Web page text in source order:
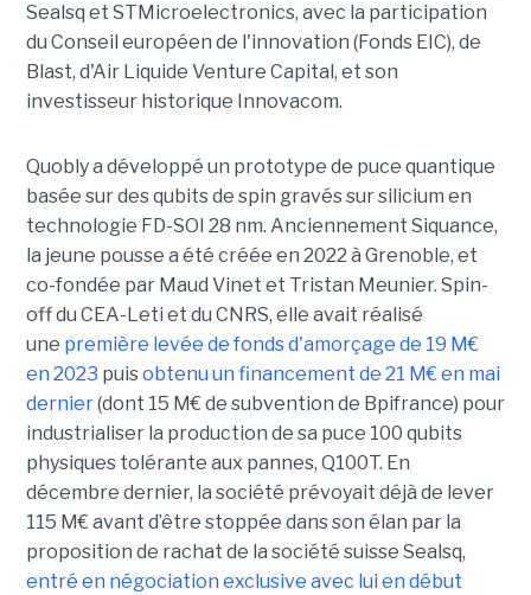
Sealsq et STMicroelectronics, avec la participation
du Conseil européen de l'innovation (Fonds EIC), de
Blast, d'Air Liquide Venture Capital, et son
investisseur historique Innovacom.
Quobly a développé un prototype de puce quantique
basée sur des qubits de spin gravés sur silicium en
technologie FD-SOI 28 nm. Anciennement Siquance,
la jeune pousse a été créée en 2022 à Grenoble, et
co-fondée par Maud Vinet et Tristan Meunier. Spin-
off du CEA-Leti et du CNRS, elle avait réalisé
une première levée de fonds d'amorçage de 19 M€
en 2023 puisobtenu un financement de 21 M€ en mai
dernier(dont 15 M€ de subvention de Bpifrance) pour
industrialiser la production de sa puce 100 qubits
physiques tolérante aux pannes, Q100T. En
décembre dernier, la société prévoyait déjà de lever
115 M€ avant d’être stoppée dans son élan par la
proposition de rachat de la société suisse Sealsq,
entré en négociation exclusive avec lui en début